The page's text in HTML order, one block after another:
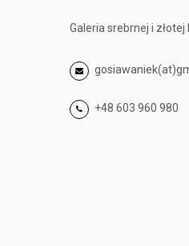
Galeria srebrnej i
+48 603 960 980